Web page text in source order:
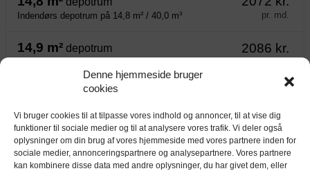
Denne hjemmeside bruger
cookies
Vi bruger cookies til at tilpasse vores indhold og annoncer, til at vise dig
funktioner til sociale medier og til at analysere vores trafik. Vi deler også
oplysninger om din brug af vores hjemmeside med vores partnere inden for
sociale medier, annonceringspartnere og analysepartnere. Vores partnere
kan kombinere disse data med andre oplysninger, du har givet dem, eller
Indendørs depotrum på 14,8 m² / 40,0 m³ pr. md.
14,9 m² depotrum 2086 kr.
depotrum
Kort